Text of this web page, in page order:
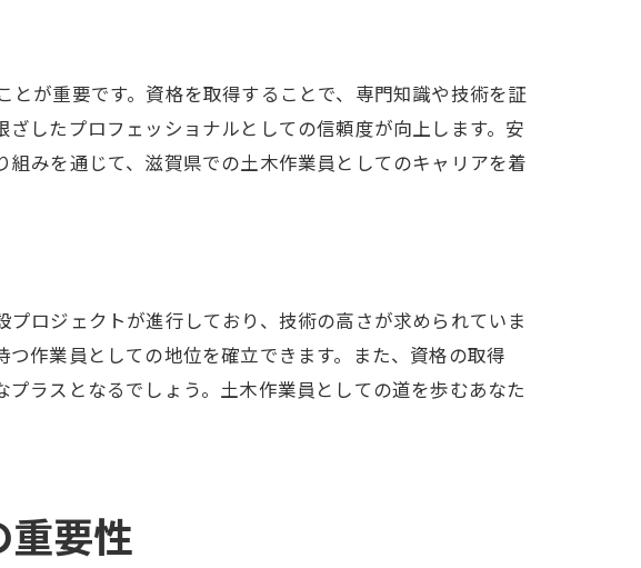
力
要性
の実務応用
役割と展望
性
選び方
業員の将来像
が重要です。資格を取得することで、専門知識や技術を証
したプロフェッショナルとしての信頼度が向上します。安
みを通じて、滋賀県での土木作業員としてのキャリアを着
ロジェクトが進行しており、技術の高さが求められていま
作業員としての地位を確立できます。また、資格の取得
ラスとなるでしょう。土木作業員としての道を歩むあなた
要性